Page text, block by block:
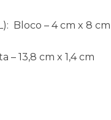
Bloco – 4 cm x 8
– 13,8 cm x 1,4 cm